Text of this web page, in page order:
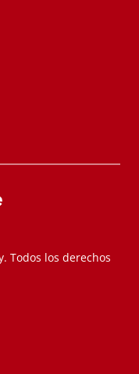
Todos los derechos